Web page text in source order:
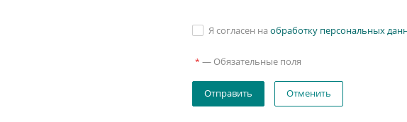
Я согласен наобработку персональных
* — Обязательные поля
Отменить